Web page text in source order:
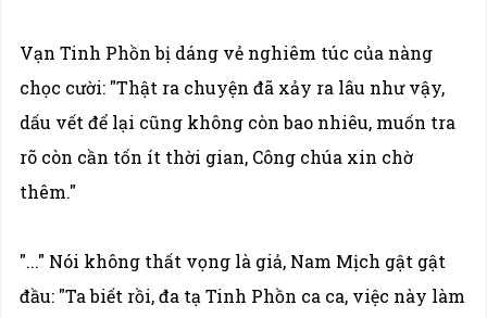
Vạn Tinh Phồn bị dáng vẻ nghiêm túc của nàng
chọc cười: "Thật ra chuyện đã xảy ra lâu như vậy,
dấu vết để lại cũng không còn bao nhiêu, muốn tra
rõ còn cần tốn ít thời gian, Công chúa xin chờ
thêm."
"..." Nói không thất vọng là giả, Nam Mịch gật gật
đầu: "Ta biết rồi, đa tạ Tinh Phồn ca ca, việc này làm